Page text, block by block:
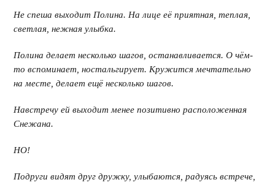
Не спеша выходит Полина. На лице её приятная, теплая,
светлая, нежная улыбка.
Полина делает несколько шагов, останавливается. О чём-
то вспоминает, ностальгирует. Кружится мечтательно
на месте, делает ещё несколько шагов.
Навстречу ей выходит менее позитивно расположенная
Снежана.
НО!
Подруги видят друг дружку, улыбаются, радуясь встрече,